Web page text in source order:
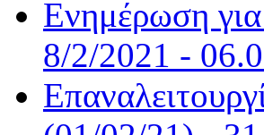
Ενημέρωση
8/2/2021 -